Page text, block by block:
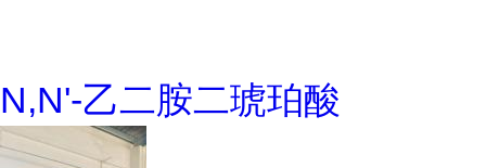
N,N'-乙二胺二琥珀酸